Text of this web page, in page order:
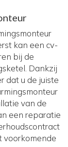
kan een cv-
bij de
Dankzij
dat u de juiste
van de
een reparatie
voorkomende